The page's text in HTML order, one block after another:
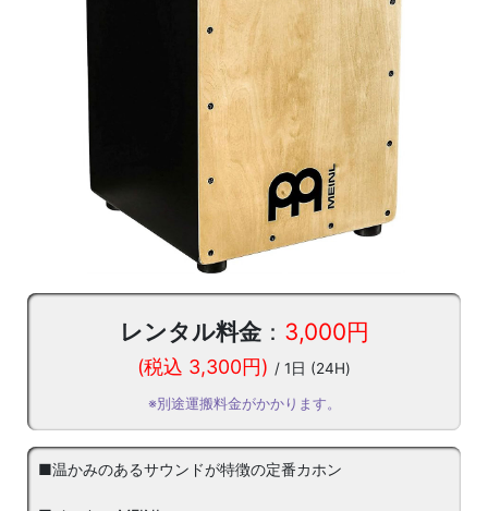
レンタル料金： 3,000円
(税込 3,300円) / 1日 (24H)
※別途運搬料金がかかります。
■温かみのあるサウンドが特徴の定番カホン